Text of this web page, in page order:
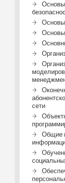
Основы
Основы
сети
Общие